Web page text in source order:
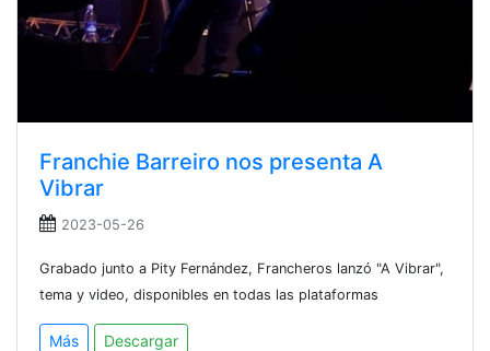
Franchie Barreiro nos presenta A
Vibrar
2023-05-26
Grabado junto a Pity Fernández, Francheros lanzó "A Vibrar",
tema y video, disponibles en todas las plataformas
Más Descargar